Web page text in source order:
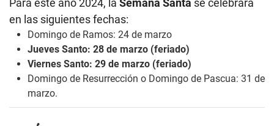
Para este año 2024, la Semana Santa se celebrará
en las siguientes fechas:
Domingo de Ramos: 24 de marzo
Jueves Santo: 28 de marzo (feriado)
Viernes Santo: 29 de marzo (feriado)
Domingo de Resurrección o Domingo de Pascua: 31 de
marzo.